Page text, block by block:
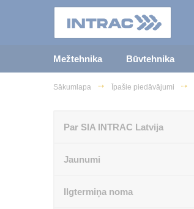
Mežtehnika Būvtehnika
Sākumlapa Īpašie piedāvājumi
Par SIA INTRAC Latvija
Jaunumi
Ilgtermiņa noma